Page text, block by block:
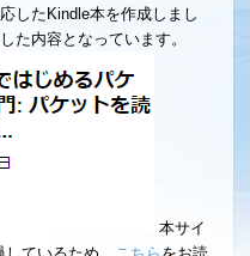
したKindle本を作成しまし
た内容となっています。
本サイ